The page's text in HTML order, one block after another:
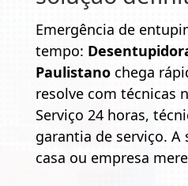
Emergência de
tempo:
Paulistanochega
resolve com técnicas
Serviço 24 horas,
garantia de serviço. A
casa ou empresa